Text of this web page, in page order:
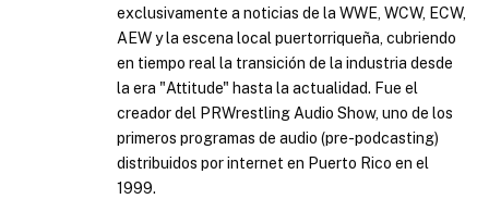
exclusivamente a noticias de la WWE, WCW, ECW,
AEW y la escena local puertorriqueña, cubriendo
en tiempo real la transición de la industria desde
la era "Attitude" hasta la actualidad. Fue el
creador del PRWrestling Audio Show, uno de los
primeros programas de audio (pre-podcasting)
distribuidos por internet en Puerto Rico en el
1999.